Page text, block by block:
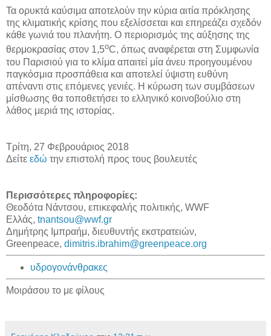
Τα ορυκτά καύσιμα αποτελούν την κύρια αιτία πρόκλησης
της κλιματικής κρίσης που εξελίσσεται και επηρεάζει σχεδόν
κάθε γωνιά του πλανήτη. Ο περιορισμός της αύξησης της
θερμοκρασίας στον 1,5oC, όπως αναφέρεται στη Συμφωνία
του Παρισιού για το κλίμα απαιτεί μία άνευ προηγουμένου
παγκόσμια προσπάθεια και αποτελεί ύψιστη ευθύνη
απέναντι στις επόμενες γενιές. Η κύρωση των συμβάσεων
μίσθωσης θα τοποθετήσει το ελληνικό κοινοβούλιο στη
λάθος μεριά της ιστορίας.
Τρίτη, 27 Φεβρουάριος 2018
Δείτε εδώ την επιστολή προς τους βουλευτές
Περισσότερες πληροφορίες:
Θεοδότα Νάντσου, επικεφαλής πολιτικής, WWF
Ελλάς, tnantsou@wwf.gr
Δημήτρης Ιμπραήμ, διευθυντής εκστρατειών,
Greenpeace, dimitris.ibrahim@greenpeace.org
υδρογονάνθρακες
Μοιράσου το με φίλους